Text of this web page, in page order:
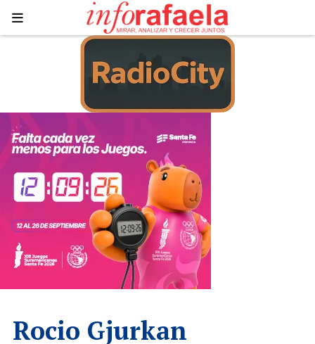
Rocio Gjurkan